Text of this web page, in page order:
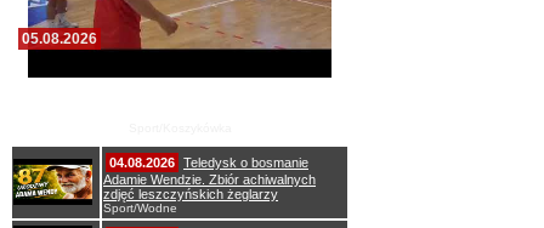
05.08.2026
04.08.2026 Teledysk o bosmanie
Adamie Wendzie. Zbiór achiwalnych
zdjęć leszczyńskich żeglarzy
Sport/Wodne